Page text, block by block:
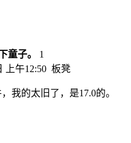
童子。 1
上午12:50 板凳
我的太旧了，是17.0的。